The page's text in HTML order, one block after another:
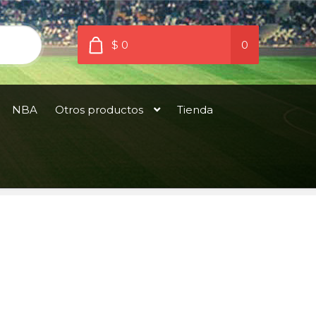
$ 0 0
NBA Otros productos Tienda